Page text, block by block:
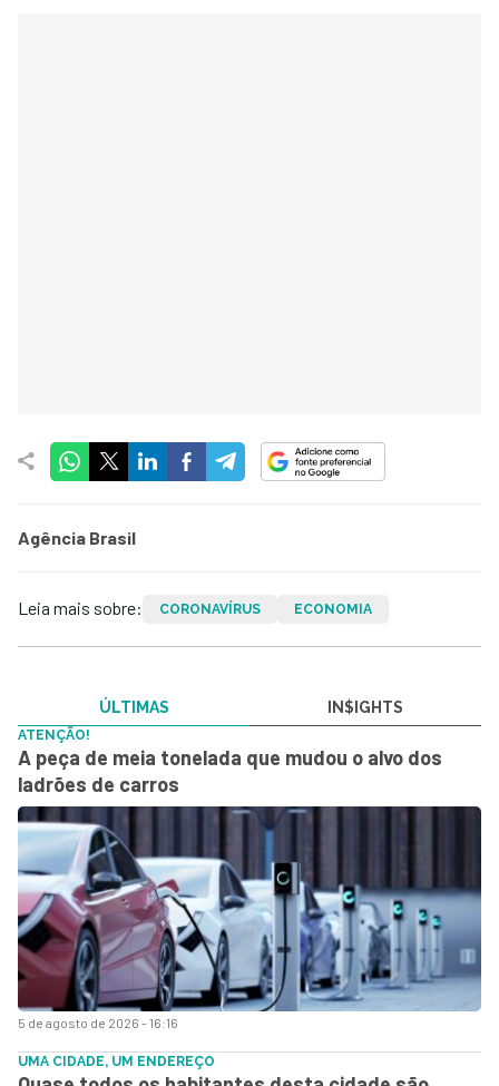
Agência Brasil
Leia mais sobre: CORONAVÍRUS ECONOMIA
ÚLTIMAS IN$IGHTS
5 de agosto de 2026 - 16:16
ATENÇÃO!
A peça de meia tonelada que mudou o alvo dos
ladrões de carros
UMA CIDADE, UM ENDEREÇO